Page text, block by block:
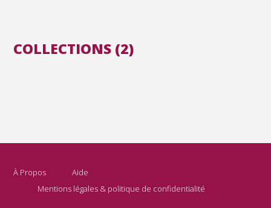
COLLECTIONS (2)
À Propos
Aide
Mentions légales & politique de confidentialité